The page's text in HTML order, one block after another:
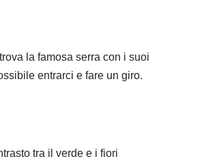
la famosa serra con i suoi
entrarci e fare un giro.
tra il verde e i fiori